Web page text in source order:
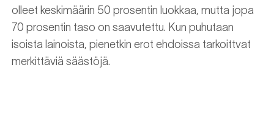
olleet keskimäärin 50 prosentin luokkaa, mutta jopa
70 prosentin taso on saavutettu. Kun puhutaan
isoista lainoista, pienetkin erot ehdoissa tarkoittvat
merkittäviä säästöjä.